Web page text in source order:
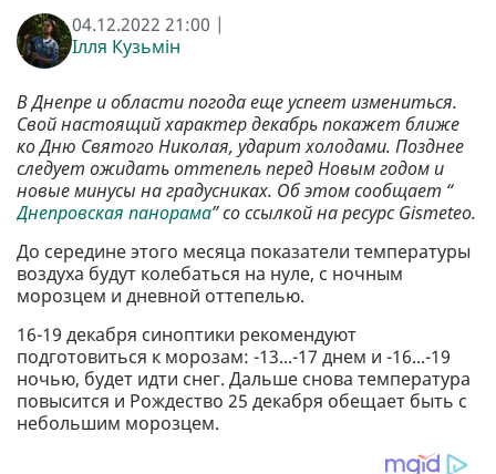
04.12.2022 21:00 |
Ілля Кузьмін
В Днепре и области погода еще успеет измениться.
Свой настоящий характер декабрь покажет ближе
ко Дню Святого Николая, ударит холодами. Позднее
следует ожидать оттепель перед Новым годом и
новые минусы на градусниках. Об этом сообщает “
Днепровская панорама” со ссылкой на ресурс Gismeteo.
До середине этого месяца показатели температуры
воздуха будут колебаться на нуле, с ночным
морозцем и дневной оттепелью.
16-19 декабря синоптики рекомендуют
подготовиться к морозам: -13...-17 днем и -16...-19
ночью, будет идти снег. Дальше снова температура
повысится и Рождество 25 декабря обещает быть с
небольшим морозцем.